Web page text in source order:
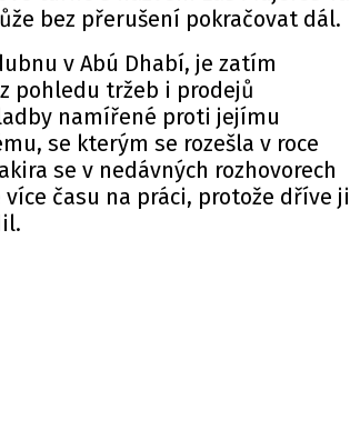
bez přerušení pokračovat dál.
v Abú Dhabí, je zatím
pohledu tržeb i prodejů
namířené proti jejímu
se kterým se rozešla v roce
se v nedávných rozhovorech
času na práci, protože dříve ji